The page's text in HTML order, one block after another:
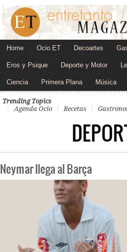
Home Ocio ET Decoartes
Eros y Psique Deporte y Motor
Ciencia Primera Plana Música
Trending Topics
Agenda Ocio
Recetas
Neymar llega al Barça